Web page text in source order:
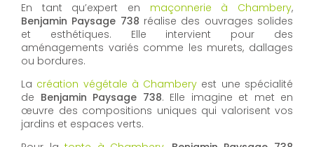
En tant qu’expert en maçonnerie à Chambery,
Benjamin Paysage 738 réalise des ouvrages solides
et esthétiques. Elle intervient pour des
aménagements variés comme les murets, dallages
ou bordures.
La création végétale à Chambery est une spécialité
de Benjamin Paysage 738. Elle imagine et met en
œuvre des compositions uniques qui valorisent vos
jardins et espaces verts.